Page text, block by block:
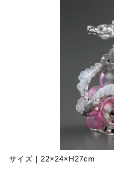
サイズ｜22×24×H27cm